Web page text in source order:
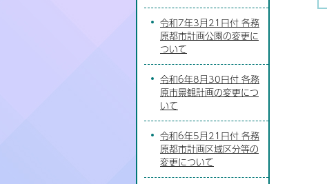
令和7年3月21日付 各務
原都市計画公園の変更に
ついて
令和6年8月30日付 各務
原市景観計画の変更につ
いて
令和6年5月21日付 各務
原都市計画区域区分等の
変更について